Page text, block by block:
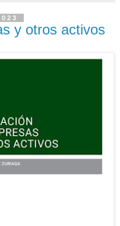
y otros activos